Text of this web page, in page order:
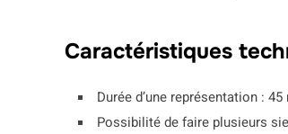
Caractéristiques
Durée d’une représentation : 45
Possibilité de faire plusieurs